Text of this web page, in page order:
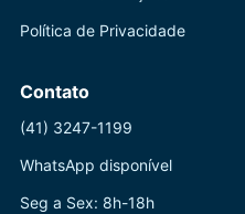
Política de Privacidade
Contato
(41) 3247-1199
WhatsApp disponível
Seg a Sex: 8h-18h